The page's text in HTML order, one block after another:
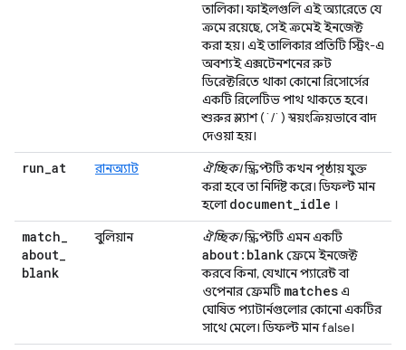
তালিকা। ফাইলগুলি এই অ্যারেতে যে
ক্রমে রয়েছে, সেই ক্রমেই ইনজেক্ট
করা হয়। এই তালিকার প্রতিটি স্ট্রিং-এ
অবশ্যই এক্সটেনশনের রুট
ডিরেক্টরিতে থাকা কোনো রিসোর্সের
একটি রিলেটিভ পাথ থাকতে হবে।
শুরুর স্ল্যাশ (`/`) স্বয়ংক্রিয়ভাবে বাদ
দেওয়া হয়।
run_at রানঅ্যাট ঐচ্ছিক।স্ক্রিপ্টটি কখন পৃষ্ঠায় যুক্ত
করা হবে তা নির্দিষ্ট করে। ডিফল্ট মান
হলোdocument_idle ।
match_
about_
blank
বুলিয়ান ঐচ্ছিক।স্ক্রিপ্টটি এমন একটি
about:blankফ্রেমে ইনজেক্ট
করবে কিনা, যেখানে প্যারেন্ট বা
ওপেনার ফ্রেমটি matchesএ
ঘোষিত প্যাটার্নগুলোর কোনো একটির
সাথে মেলে। ডিফল্ট মান false।